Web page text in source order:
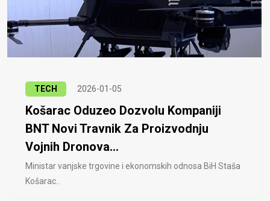
TECH 2026-01-05
Košarac Oduzeo Dozvolu Kompaniji
BNT Novi Travnik Za Proizvodnju
Vojnih Dronova...
Ministar vanjske trgovine i ekonomskih odnosa BiH Staša
Košarac..